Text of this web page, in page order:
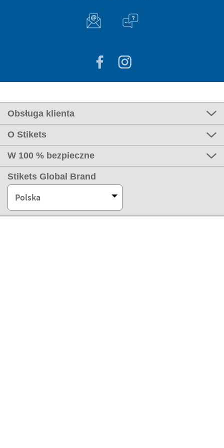
Obsługa klienta
O Stikets
W 100 % bezpieczne
Stikets Global Brand
Polska